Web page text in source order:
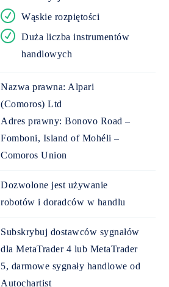
Wąskie rozpiętości
Duża liczba instrumentów
handlowych
Nazwa prawna: Alpari
(Comoros) Ltd
Adres prawny: Bonovo Road –
Fomboni, Island of Mohéli –
Comoros Union
Dozwolone jest używanie
robotów i doradców w handlu
Subskrybuj dostawców sygnałów
dla MetaTrader 4 lub MetaTrader
5, darmowe sygnały handlowe od
Autochartist